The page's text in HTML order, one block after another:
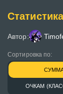
Автор:
Сортировка по:
ОЧКАМ